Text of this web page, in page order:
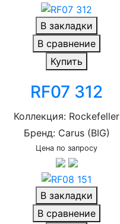
В закладки
В сравнение
Купить
RF07 312
Коллекция: Rockefeller
Бренд: Carus (BIG)
Цена по запросу
В закладки
В сравнение